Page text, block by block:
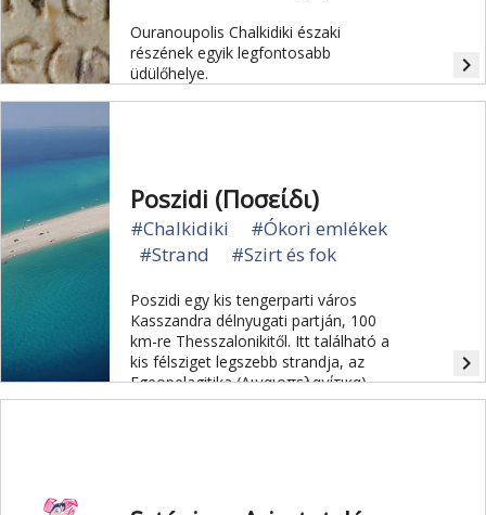
Ouranoupolis Chalkidiki északi
részének egyik legfontosabb
üdülőhelye.
navigate_next
Poszidi (Ποσείδι)
#Chalkidiki
#Ókori emlékek
#Strand
#Szirt és fok
Poszidi egy kis tengerparti város
Kasszandra délnyugati partján, 100
km-re Thesszalonikitől. Itt található a
kis félsziget legszebb strandja, az
Egeopelagitika (Αιγαιοπελαγίτικα).
navigate_next